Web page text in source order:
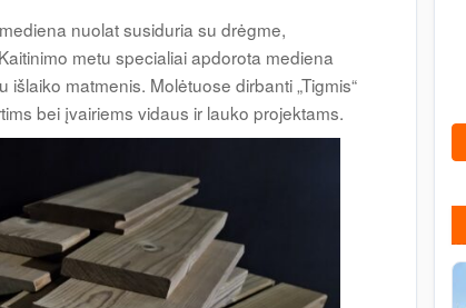
nuolat susiduria su drėgme,
metu specialiai apdorota mediena
matmenis. Molėtuose dirbanti „Tigmis“
bei įvairiems vidaus ir lauko projektams.